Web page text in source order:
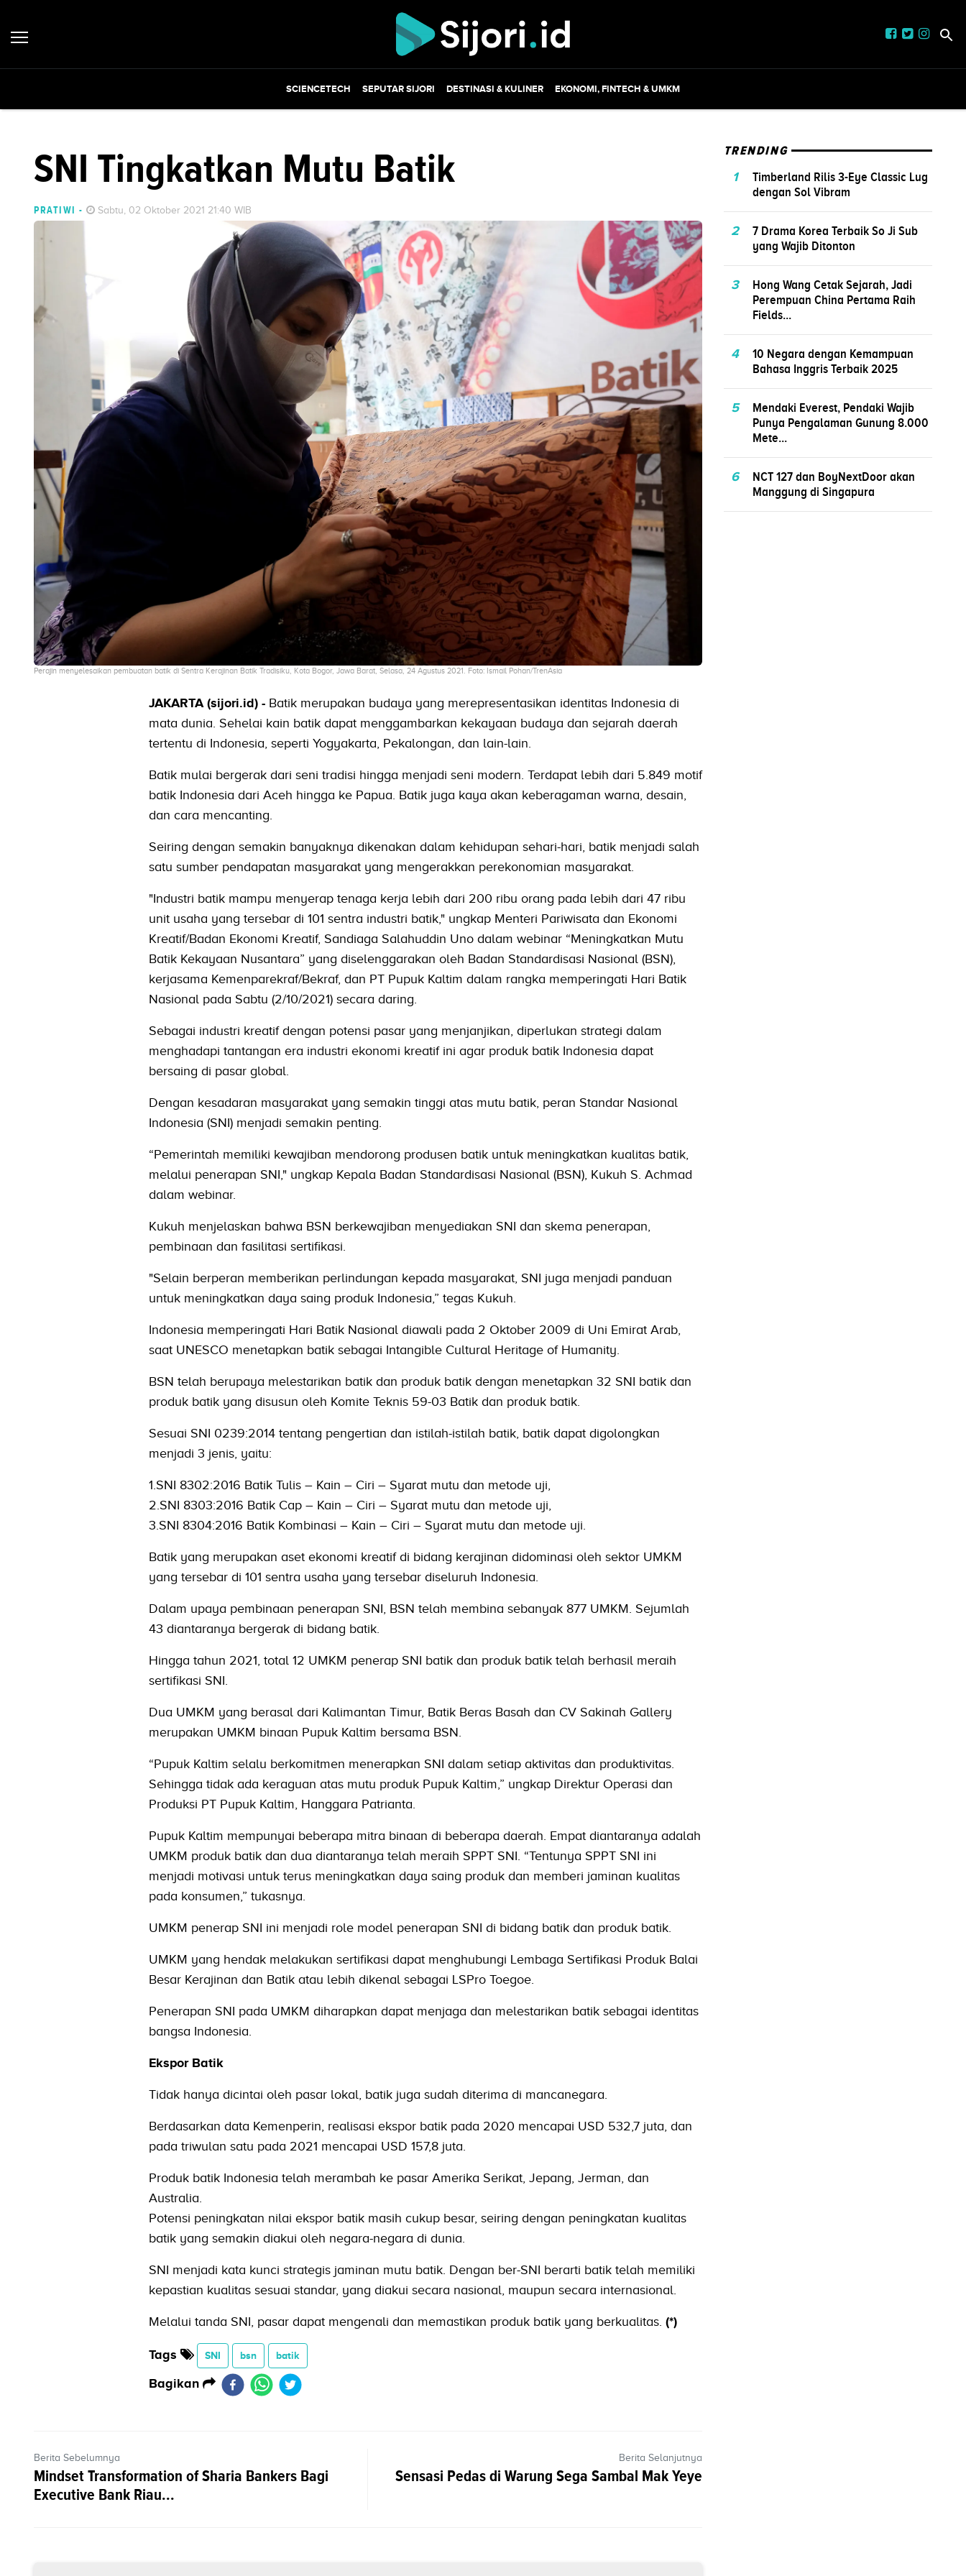
SCIENCETECH SEPUTAR SIJORI DESTINASI & KULINER EKONOMI, FINTECH & UMKM
SNI Tingkatkan Mutu Batik
PRATIWI - Sabtu, 02 Oktober 2021 21:40 WIB
Perajin menyelesaikan pembuatan batik di Sentra Kerajinan Batik Tradisiku, Kota Bogor, Jawa Barat, Selasa, 24 Agustus 2021. Foto: Ismail Pohan/TrenAsia
JAKARTA (sijori.id) - Batik merupakan budaya yang merepresentasikan identitas Indonesia di
mata dunia. Sehelai kain batik dapat menggambarkan kekayaan budaya dan sejarah daerah
tertentu di Indonesia, seperti Yogyakarta, Pekalongan, dan lain-lain.
Batik mulai bergerak dari seni tradisi hingga menjadi seni modern. Terdapat lebih dari 5.849 motif
batik Indonesia dari Aceh hingga ke Papua. Batik juga kaya akan keberagaman warna, desain,
dan cara mencanting.
Seiring dengan semakin banyaknya dikenakan dalam kehidupan sehari-hari, batik menjadi salah
satu sumber pendapatan masyarakat yang mengerakkan perekonomian masyarakat.
"Industri batik mampu menyerap tenaga kerja lebih dari 200 ribu orang pada lebih dari 47 ribu
unit usaha yang tersebar di 101 sentra industri batik," ungkap Menteri Pariwisata dan Ekonomi
Kreatif/Badan Ekonomi Kreatif, Sandiaga Salahuddin Uno dalam webinar “Meningkatkan Mutu
Batik Kekayaan Nusantara” yang diselenggarakan oleh Badan Standardisasi Nasional (BSN),
kerjasama Kemenparekraf/Bekraf, dan PT Pupuk Kaltim dalam rangka memperingati Hari Batik
Nasional pada Sabtu (2/10/2021) secara daring.
Sebagai industri kreatif dengan potensi pasar yang menjanjikan, diperlukan strategi dalam
menghadapi tantangan era industri ekonomi kreatif ini agar produk batik Indonesia dapat
bersaing di pasar global.
Dengan kesadaran masyarakat yang semakin tinggi atas mutu batik, peran Standar Nasional
Indonesia (SNI) menjadi semakin penting.
“Pemerintah memiliki kewajiban mendorong produsen batik untuk meningkatkan kualitas batik,
melalui penerapan SNI," ungkap Kepala Badan Standardisasi Nasional (BSN), Kukuh S. Achmad
dalam webinar.
Kukuh menjelaskan bahwa BSN berkewajiban menyediakan SNI dan skema penerapan,
pembinaan dan fasilitasi sertifikasi.
"Selain berperan memberikan perlindungan kepada masyarakat, SNI juga menjadi panduan
untuk meningkatkan daya saing produk Indonesia,” tegas Kukuh.
Indonesia memperingati Hari Batik Nasional diawali pada 2 Oktober 2009 di Uni Emirat Arab,
saat UNESCO menetapkan batik sebagai Intangible Cultural Heritage of Humanity.
BSN telah berupaya melestarikan batik dan produk batik dengan menetapkan 32 SNI batik dan
produk batik yang disusun oleh Komite Teknis 59-03 Batik dan produk batik.
Sesuai SNI 0239:2014 tentang pengertian dan istilah-istilah batik, batik dapat digolongkan
menjadi 3 jenis, yaitu:
1.SNI 8302:2016 Batik Tulis – Kain – Ciri – Syarat mutu dan metode uji,
2.SNI 8303:2016 Batik Cap – Kain – Ciri – Syarat mutu dan metode uji,
3.SNI 8304:2016 Batik Kombinasi – Kain – Ciri – Syarat mutu dan metode uji.
Batik yang merupakan aset ekonomi kreatif di bidang kerajinan didominasi oleh sektor UMKM
yang tersebar di 101 sentra usaha yang tersebar diseluruh Indonesia.
Dalam upaya pembinaan penerapan SNI, BSN telah membina sebanyak 877 UMKM. Sejumlah
43 diantaranya bergerak di bidang batik.
Hingga tahun 2021, total 12 UMKM penerap SNI batik dan produk batik telah berhasil meraih
sertifikasi SNI.
Dua UMKM yang berasal dari Kalimantan Timur, Batik Beras Basah dan CV Sakinah Gallery
merupakan UMKM binaan Pupuk Kaltim bersama BSN.
“Pupuk Kaltim selalu berkomitmen menerapkan SNI dalam setiap aktivitas dan produktivitas.
Sehingga tidak ada keraguan atas mutu produk Pupuk Kaltim,” ungkap Direktur Operasi dan
Produksi PT Pupuk Kaltim, Hanggara Patrianta.
Pupuk Kaltim mempunyai beberapa mitra binaan di beberapa daerah. Empat diantaranya adalah
UMKM produk batik dan dua diantaranya telah meraih SPPT SNI. “Tentunya SPPT SNI ini
menjadi motivasi untuk terus meningkatkan daya saing produk dan memberi jaminan kualitas
pada konsumen,” tukasnya.
UMKM penerap SNI ini menjadi role model penerapan SNI di bidang batik dan produk batik.
UMKM yang hendak melakukan sertifikasi dapat menghubungi Lembaga Sertifikasi Produk Balai
Besar Kerajinan dan Batik atau lebih dikenal sebagai LSPro Toegoe.
Penerapan SNI pada UMKM diharapkan dapat menjaga dan melestarikan batik sebagai identitas
bangsa Indonesia.
Ekspor Batik
Tidak hanya dicintai oleh pasar lokal, batik juga sudah diterima di mancanegara.
Berdasarkan data Kemenperin, realisasi ekspor batik pada 2020 mencapai USD 532,7 juta, dan
pada triwulan satu pada 2021 mencapai USD 157,8 juta.
Produk batik Indonesia telah merambah ke pasar Amerika Serikat, Jepang, Jerman, dan
Australia.
Potensi peningkatan nilai ekspor batik masih cukup besar, seiring dengan peningkatan kualitas
batik yang semakin diakui oleh negara-negara di dunia.
SNI menjadi kata kunci strategis jaminan mutu batik. Dengan ber-SNI berarti batik telah memiliki
kepastian kualitas sesuai standar, yang diakui secara nasional, maupun secara internasional.
Melalui tanda SNI, pasar dapat mengenali dan memastikan produk batik yang berkualitas. (*)
Tags SNI bsn batik
Bagikan
Berita Sebelumnya
Mindset Transformation of Sharia Bankers Bagi
Executive Bank Riau...
Berita Selanjutnya
Sensasi Pedas di Warung Sega Sambal Mak Yeye
TRENDING
1
Timberland Rilis 3-Eye Classic Lug
dengan Sol Vibram
2
7 Drama Korea Terbaik So Ji Sub
yang Wajib Ditonton
3
Hong Wang Cetak Sejarah, Jadi
Perempuan China Pertama Raih
Fields...
4
10 Negara dengan Kemampuan
Bahasa Inggris Terbaik 2025
5
Mendaki Everest, Pendaki Wajib
Punya Pengalaman Gunung 8.000
Mete...
6
NCT 127 dan BoyNextDoor akan
Manggung di Singapura